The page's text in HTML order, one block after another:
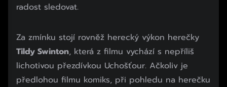
radost sledovat.
Za zmínku stojí rovněž herecký výkon herečky
Tildy Swinton, která z filmu vychází s nepříliš
lichotivou přezdívkou Uchošťour. Ačkoliv je
předlohou filmu komiks, při pohledu na herečku